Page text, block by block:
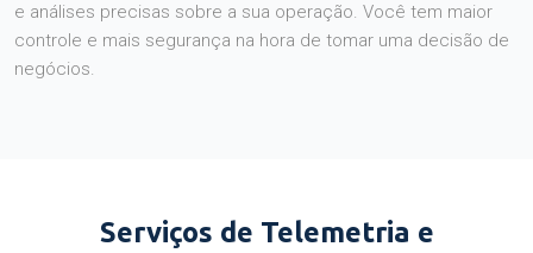
e análises precisas sobre a sua operação. Você tem maior
controle e mais segurança na hora de tomar uma decisão de
negócios.
Serviços de Telemetria e